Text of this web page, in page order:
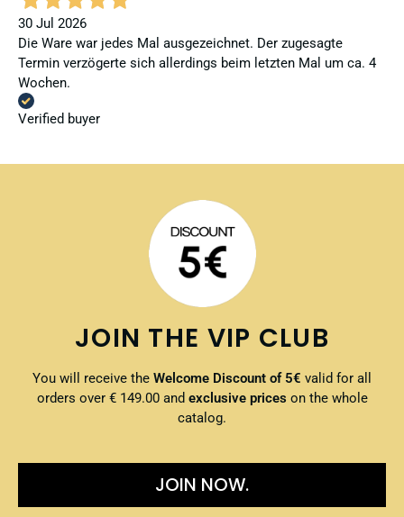
30 Jul 2026
Die Ware war jedes Mal ausgezeichnet. Der zugesagte
Termin verzögerte sich allerdings beim letzten Mal um ca. 4
Wochen.
Verified buyer
JOIN THE VIP CLUB
You will receive the Welcome Discount of 5€ valid for all
orders over € 149.00 and exclusive prices on the whole
catalog.
JOIN NOW.